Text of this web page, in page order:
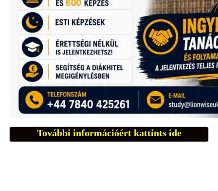
További információért kattints ide